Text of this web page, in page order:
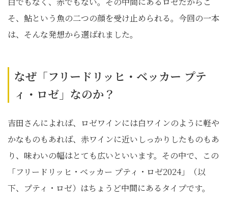
そ、鮎という魚の二つの顔を受け止められる。今回の一本
は、そんな発想から選ばれました。
なぜ「フリードリッヒ・ベッカー プテ
ィ・ロゼ」なのか？
吉田さんによれば、ロゼワインには白ワインのように軽や
かなものもあれば、赤ワインに近いしっかりしたものもあ
り、味わいの幅はとても広いといいます。その中で、この
「フリードリッヒ・ベッカー プティ・ロゼ2024」（以
下、プティ・ロゼ）はちょうど中間にあるタイプです。